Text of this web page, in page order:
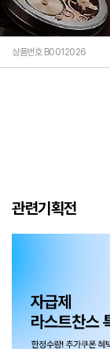
상품번호 B0012026
관련기획전